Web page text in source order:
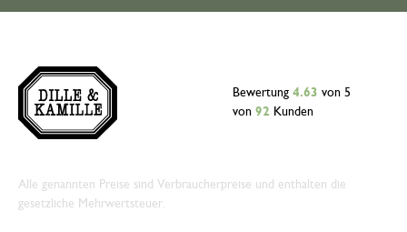
Bewertung 4.63 von 5
von 92 Kunden
Alle genannten Preise sind Verbraucherpreise und enthalten die
gesetzliche Mehrwertsteuer.